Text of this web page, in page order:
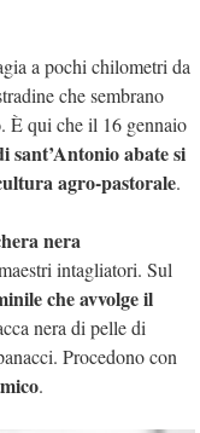
a pochi chilometri da
che sembrano
. È qui che il 16 gennaio
abate si
agro-pastorale.
nera
intagliatori. Sul
che avvolge il
nera di pelle di
Procedono con
.